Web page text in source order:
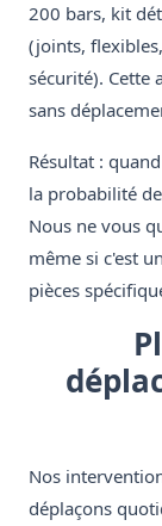
200 bars, kit
(joints,
sécurité). Cette
sans
Résultat :
la probabilité
Nous ne vous
même si c'est
pièces
Nos
déplaçons